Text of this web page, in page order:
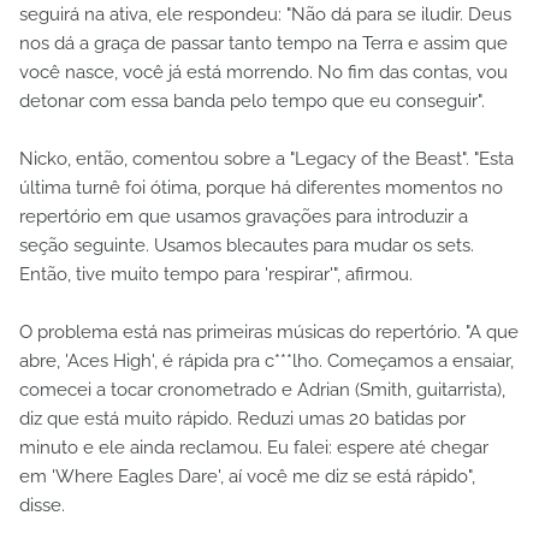
seguirá na ativa, ele respondeu: "Não dá para se iludir. Deus
nos dá a graça de passar tanto tempo na Terra e assim que
você nasce, você já está morrendo. No fim das contas, vou
detonar com essa banda pelo tempo que eu conseguir".
Nicko, então, comentou sobre a "Legacy of the Beast". "Esta
última turnê foi ótima, porque há diferentes momentos no
repertório em que usamos gravações para introduzir a
seção seguinte. Usamos blecautes para mudar os sets.
Então, tive muito tempo para 'respirar'", afirmou.
O problema está nas primeiras músicas do repertório. "A que
abre, 'Aces High', é rápida pra c***lho. Começamos a ensaiar,
comecei a tocar cronometrado e Adrian (Smith, guitarrista),
diz que está muito rápido. Reduzi umas 20 batidas por
minuto e ele ainda reclamou. Eu falei: espere até chegar
em 'Where Eagles Dare', aí você me diz se está rápido",
disse.